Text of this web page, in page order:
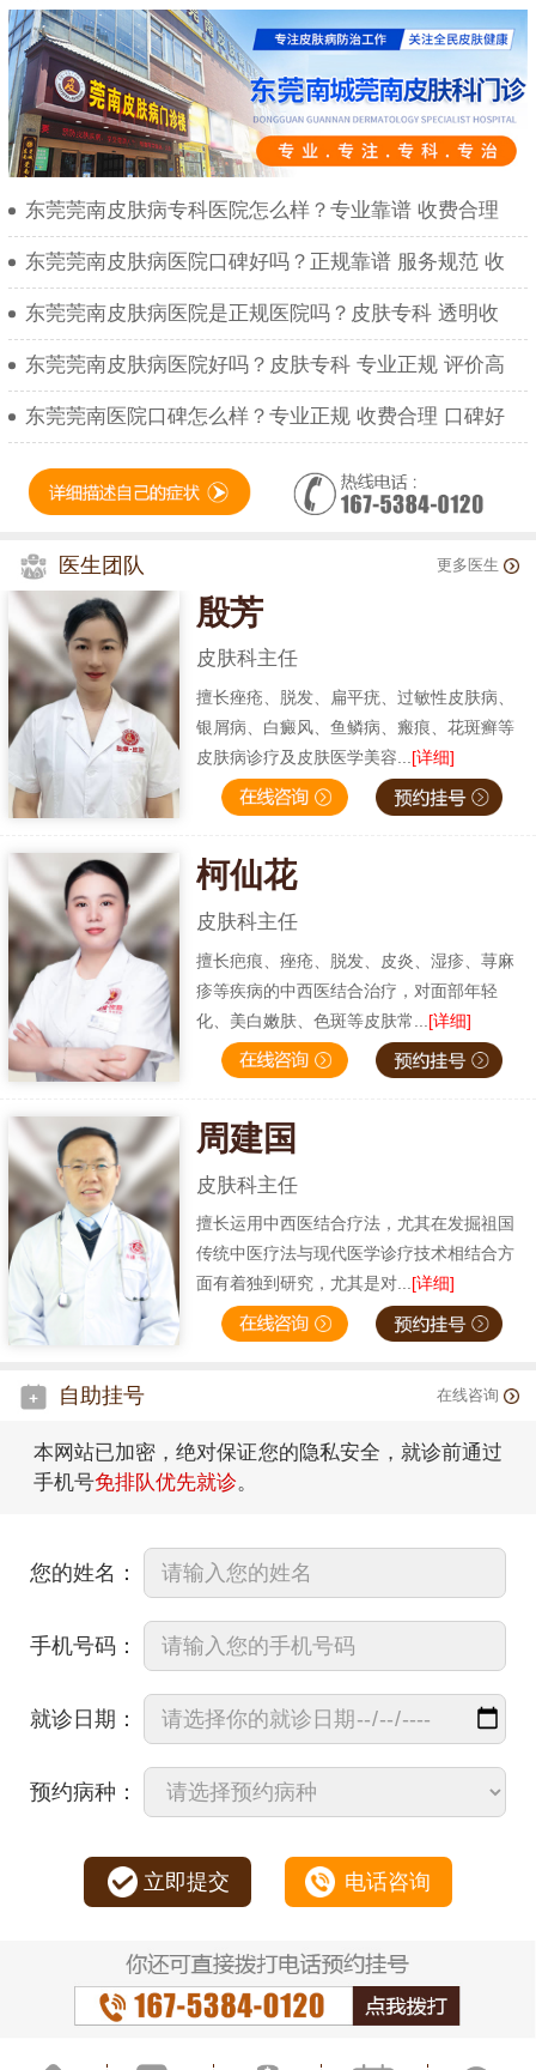
东莞莞南皮肤病专科医院怎么样？专业靠谱 收费合理
东莞莞南皮肤病医院口碑好吗？正规靠谱 服务规范 收
东莞莞南皮肤病医院是正规医院吗？皮肤专科 透明收
东莞莞南皮肤病医院好吗？皮肤专科 专业正规 评价高
东莞莞南医院口碑怎么样？专业正规 收费合理 口碑好
医生团队 更多医生
殷芳
皮肤科主任
擅长痤疮、脱发、扁平疣、过敏性皮肤病、
银屑病、白癜风、鱼鳞病、瘢痕、花斑癣等
皮肤病诊疗及皮肤医学美容... [详细]
柯仙花
皮肤科主任
擅长疤痕、痤疮、脱发、皮炎、湿疹、荨麻
疹等疾病的中西医结合治疗，对面部年轻
化、美白嫩肤、色斑等皮肤常... [详细]
周建国
皮肤科主任
擅长运用中西医结合疗法，尤其在发掘祖国
传统中医疗法与现代医学诊疗技术相结合方
面有着独到研究，尤其是对...[详细]
自助挂号 在线咨询
本网站已加密，绝对保证您的隐私安全，就诊前通过
手机号免排队优先就诊。
您的姓名：
手机号码：
就诊日期：
预约病种：
立即提交 电话咨询